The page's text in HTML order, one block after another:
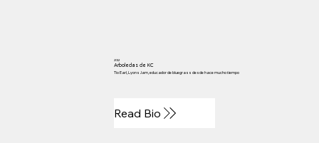
2012
Arboledas de KC
Tío Earl, Lyons Jam, educador de bluegrass desde hace mucho tiempo
Read Bio